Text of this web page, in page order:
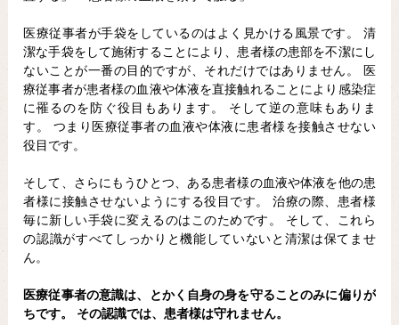
医療従事者が手袋をしているのはよく見かける風景です。 清
潔な手袋をして施術することにより、患者様の患部を不潔にし
ないことが一番の目的ですが、それだけではありません。 医
療従事者が患者様の血液や体液を直接触れることにより感染症
に罹るのを防ぐ役目もあります。 そして逆の意味もありま
す。 つまり医療従事者の血液や体液に患者様を接触させない
役目です。
そして、さらにもうひとつ、ある患者様の血液や体液を他の患
者様に接触させないようにする役目です。 治療の際、患者様
毎に新しい手袋に変えるのはこのためです。 そして、これら
の認識がすべてしっかりと機能していないと清潔は保てませ
ん。
医療従事者の意識は、とかく自身の身を守ることのみに偏りが
ちです。 その認識では、患者様は守れません。